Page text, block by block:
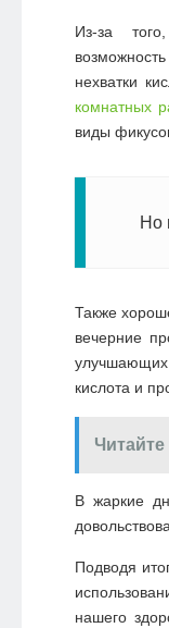
Из-за
нехватки
комнатных
виды
Но
Также
вечерние
улучшающих
кислота и
Читайте
В жаркие
Подводя
нашего